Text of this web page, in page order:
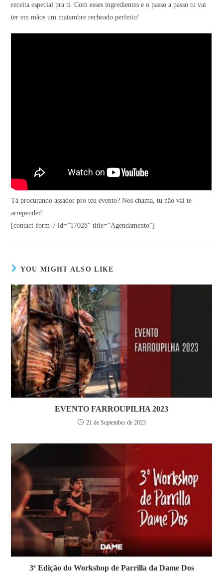
receita especial pra ti. Com esses ingredientes e o passo a passo tu vai
ter em mãos um matambre recheado perfeito!
Tá procurando assador pro teu evento? Nos chama, tu não vai te
arrepender!
[contact-form-7 id=”17028″ title=”Agendamento”]
YOU MIGHT ALSO LIKE
EVENTO FARROUPILHA 2023
21 de September de 2023
3ª Edição do Workshop de Parrilla da Dame Dos